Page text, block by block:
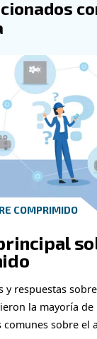
con alta
Son más
aceite
implica
lugar,
para
el compresor
en cuenta
de
pureza